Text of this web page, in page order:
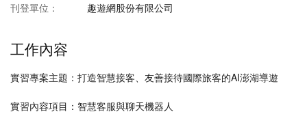
刊登單位：
趣遊網股份有限公司
工作內容
實習專案主題：打造智慧接客、友善接待國際旅客的AI澎湖導遊
實習內容項目：智慧客服與聊天機器人